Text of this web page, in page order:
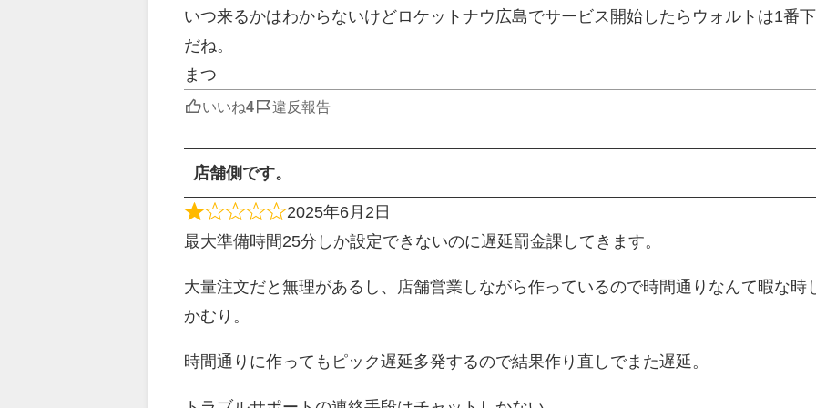
いつ来るかはわからないけどロケットナウ広島でサービス開始したらウォルトは1番下
だね。
まつ
いいね 違反報告
店舗側です。
2025年6月2日
最大準備時間25分しか設定できないのに遅延罰金課してきます。
大量注文だと無理があるし、店舗営業しながら作っているので時間通りなんて暇な時
かむり。
時間通りに作ってもピック遅延多発するので結果作り直しでまた遅延。